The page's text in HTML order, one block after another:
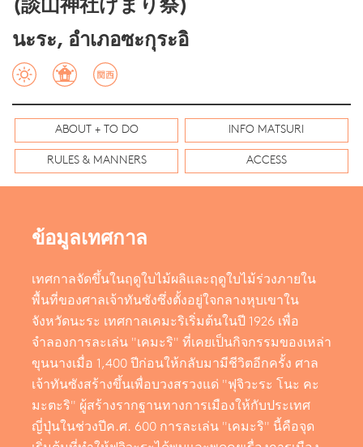
(談山神社けまり祭)
นะระ, อำเภอซะกุระอิ
ABOUT + TO DO INFO MATSURI
RULES & MANNERS ACCESS
ข้อมูลเทศกาล
เทศกาลจัดขึ้นในฤดูใบไม้ผลิและฤดูใบไม้ร่วงภายใน
พื้นที่ของศาลเจ้าทันซังซึ่งตั้งอยู่ใจกลางหุบเขาใน
จังหวัดนะระ เทศกาลเคมะริเริ่มต้นในปี 1926 เพื่อ
จำลองการละเล่น "เคมะริ" ที่เคยเป็นกิจกรรมของเหล่า
ขุนนางเมื่อ 1,400 ปีก่อนให้กลับมามีชีวิตอีกครั้ง ศาล
เจ้าทันซังสร้างขึ้นเพื่อบวงสรวงแด่ "ฟุจิวะระ โนะ คะ
มะตะริ" ผู้สร้างรากฐานทางการเมืองให้กับประเทศ
ญี่ปุ่นในช่วงปีค.ศ. 600 การละเล่น "เคมะริ" นี้คือจุด